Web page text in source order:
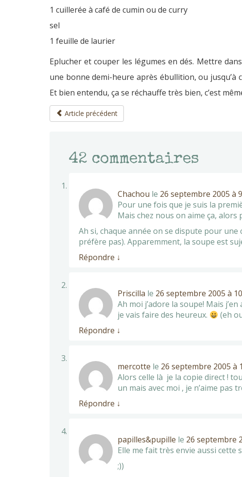
1 cuillerée à café de cumin ou de curry
sel
1 feuille de laurier
Eplucher et couper les légumes en dés. Mettre
une bonne demi-heure après ébullition, ou jusqu’à
Et bien entendu, ça se réchauffe très bien, c’est
Article précédent
42 commentaires
Chachou le 26 septembre 2005 à
Pour une fois que je suis la
Mais chez nous on aime ça,
Ah si, chaque année on se dispute pour une
préfère pas). Apparemment, la soupe est
Répondre ↓
Priscilla le 26 septembre 2005 à
Ah moi j’adore la soupe! Mais
je vais faire des heureux.
(eh
Répondre ↓
mercotte le 26 septembre 2005 à
Alors celle là je la copie direct !
un mais avec moi , je n’aime pas
Répondre ↓
papilles&pupille le 26 septembre
Elle me fait très envie aussi cette
;))